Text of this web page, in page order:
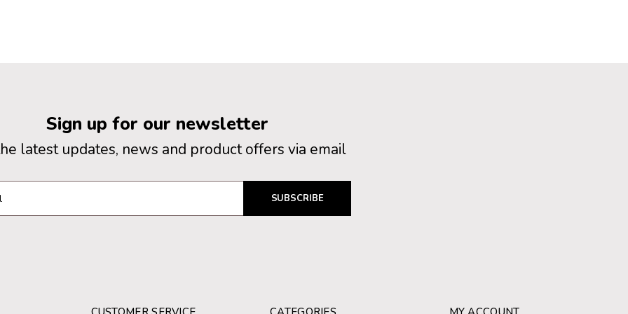
Sign up for our newsletter
latest updates, news and product offers via email
SUBSCRIBE